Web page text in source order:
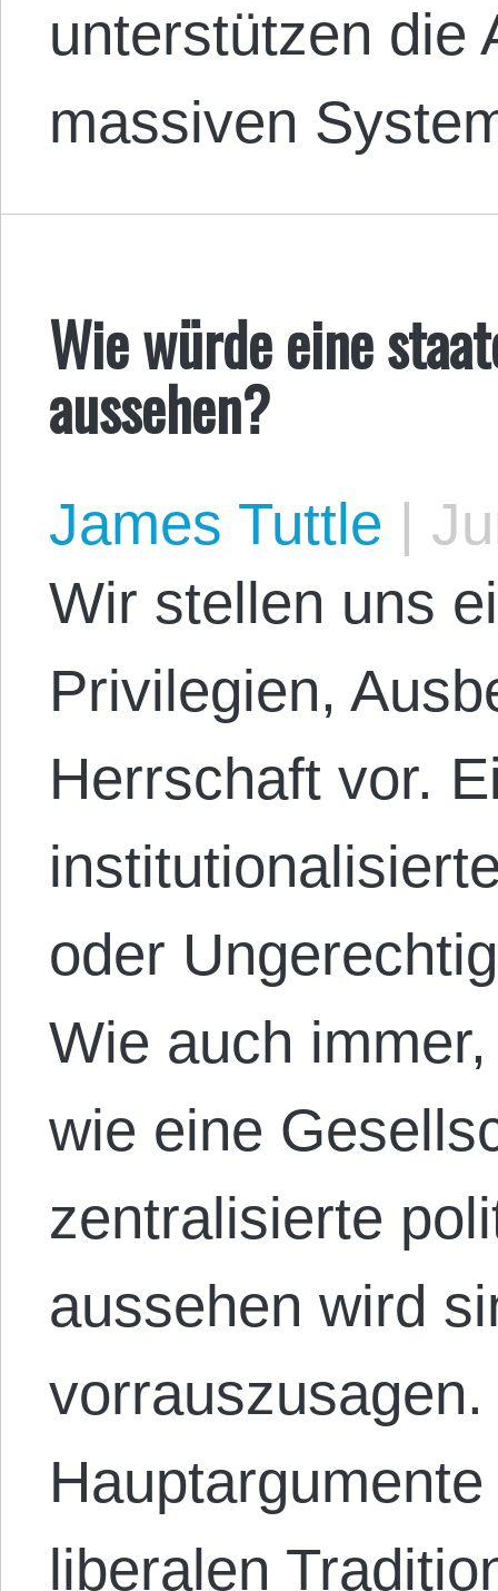
unterstützen die
massiven
Wie würde eine
aussehen?
James Tuttle |
Wir stellen uns
Privilegien,
Herrschaft vor.
oder
Wie auch
wie eine
zentralisierte
aussehen wird
liberalen